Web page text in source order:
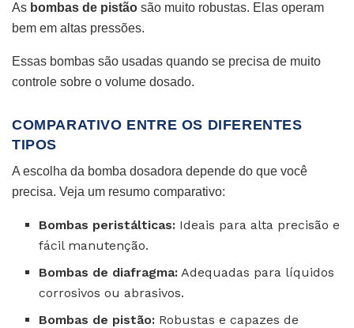
As bombas de pistão são muito robustas. Elas operam
bem em altas pressões.
Essas bombas são usadas quando se precisa de muito
controle sobre o volume dosado.
COMPARATIVO ENTRE OS DIFERENTES
TIPOS
A escolha da bomba dosadora depende do que você
precisa. Veja um resumo comparativo:
Bombas peristálticas: Ideais para alta precisão e
fácil manutenção.
Bombas de diafragma: Adequadas para líquidos
corrosivos ou abrasivos.
Bombas de pistão: Robustas e capazes de